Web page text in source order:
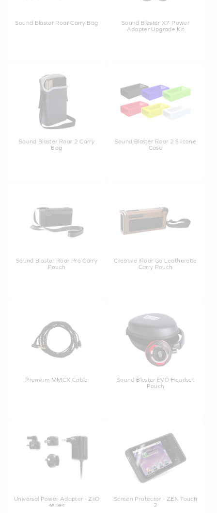
Sound Blaster Roar Carry Bag
Sound Blaster X7 Power
Adapter Upgrade Kit
Sound Blaster Roar 2 Carry
Bag
Sound Blaster Roar 2 Silicone
Case
Sound Blaster Roar Pro Carry
Pouch
Creative iRoar Go Leatherette
Carry Pouch
Premium MMCX Cable
Sound Blaster EVO Headset
Pouch
Universal Power Adapter - ZiiO
series
Screen Protector - ZEN Touch
2